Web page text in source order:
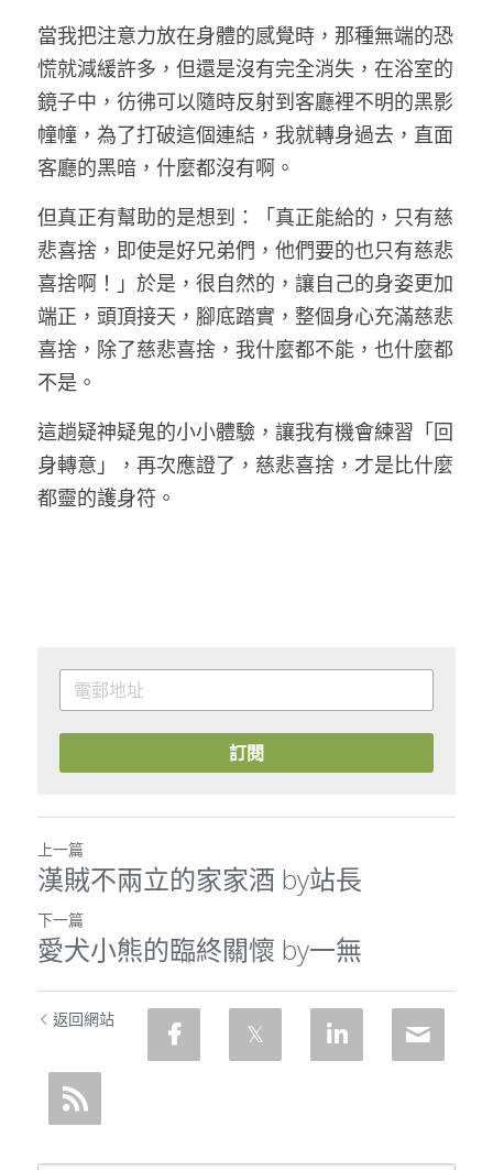
當我把注意力放在身體的感覺時，那種無端的恐
慌就減緩許多，但還是沒有完全消失，在浴室的
鏡子中，彷彿可以隨時反射到客廳裡不明的黑影
幢幢，為了打破這個連結，我就轉身過去，直面
客廳的黑暗，什麼都沒有啊。
但真正有幫助的是想到：「真正能給的，只有慈
悲喜捨，即使是好兄弟們，他們要的也只有慈悲
喜捨啊！」於是，很自然的，讓自己的身姿更加
端正，頭頂接天，腳底踏實，整個身心充滿慈悲
喜捨，除了慈悲喜捨，我什麼都不能，也什麼都
不是。
這趟疑神疑鬼的小小體驗，讓我有機會練習「回
身轉意」，再次應證了，慈悲喜捨，才是比什麼
都靈的護身符。
訂閱
上一篇
漢賊不兩立的家家酒 by站長
下一篇
愛犬小熊的臨終關懷 by一無
返回網站